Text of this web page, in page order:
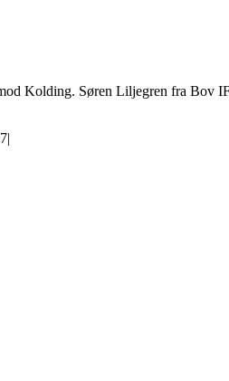
Kolding. Søren Liljegren fra Bov
|